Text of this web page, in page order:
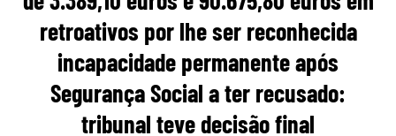
retroativos por lhe ser reconhecida
incapacidade permanente após
Segurança Social a ter recusado:
tribunal teve decisão final